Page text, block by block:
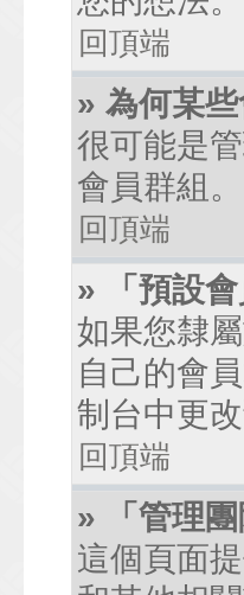
回頂端
» 為何某
很可能是
會員群組。
回頂端
» 「預設
如果您隸
自己的會
制台中更
回頂端
» 「管理
這個頁面